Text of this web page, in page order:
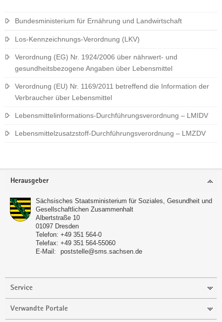
Bundesministerium für Ernährung und Landwirtschaft
Los-Kennzeichnungs-Verordnung (LKV)
Verordnung (EG) Nr. 1924/2006 über nährwert- und
gesundheitsbezogene Angaben über Lebensmittel
Verordnung (EU) Nr. 1169/2011 betreffend die Information der
Verbraucher über Lebensmittel
Lebensmittelinformations-Durchführungsverordnung – LMIDV
Lebensmittelzusatzstoff-Durchführungsverordnung – LMZDV
Footer-
Herausgeber
Sächsisches Staatsministerium für Soziales, Gesundheit und
Gesellschaftlichen Zusammenhalt
Albertstraße 10
01097 Dresden
Telefon: +49 351 564-0
Telefax: +49 351 564-55060
E-Mail:
poststelle@sms.sachsen.de
Service
Verwandte Portale